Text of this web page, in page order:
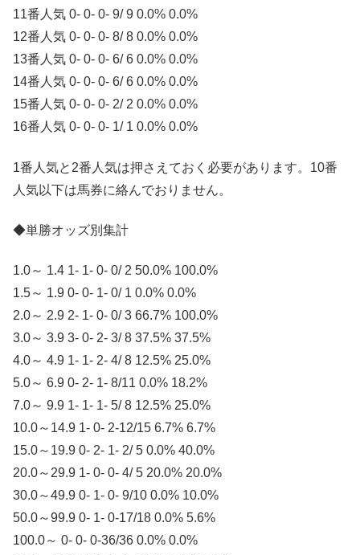
11番人気 0- 0- 0- 9/ 9 0.0% 0.0%
12番人気 0- 0- 0- 8/ 8 0.0% 0.0%
13番人気 0- 0- 0- 6/ 6 0.0% 0.0%
14番人気 0- 0- 0- 6/ 6 0.0% 0.0%
15番人気 0- 0- 0- 2/ 2 0.0% 0.0%
16番人気 0- 0- 0- 1/ 1 0.0% 0.0%
1番人気と2番人気は押さえておく必要があります。10番
人気以下は馬券に絡んでおりません。
◆単勝オッズ別集計
1.0～ 1.4 1- 1- 0- 0/ 2 50.0% 100.0%
1.5～ 1.9 0- 0- 1- 0/ 1 0.0% 0.0%
2.0～ 2.9 2- 1- 0- 0/ 3 66.7% 100.0%
3.0～ 3.9 3- 0- 2- 3/ 8 37.5% 37.5%
4.0～ 4.9 1- 1- 2- 4/ 8 12.5% 25.0%
5.0～ 6.9 0- 2- 1- 8/11 0.0% 18.2%
7.0～ 9.9 1- 1- 1- 5/ 8 12.5% 25.0%
10.0～14.9 1- 0- 2-12/15 6.7% 6.7%
15.0～19.9 0- 2- 1- 2/ 5 0.0% 40.0%
20.0～29.9 1- 0- 0- 4/ 5 20.0% 20.0%
30.0～49.9 0- 1- 0- 9/10 0.0% 10.0%
50.0～99.9 0- 1- 0-17/18 0.0% 5.6%
100.0～ 0- 0- 0-36/36 0.0% 0.0%